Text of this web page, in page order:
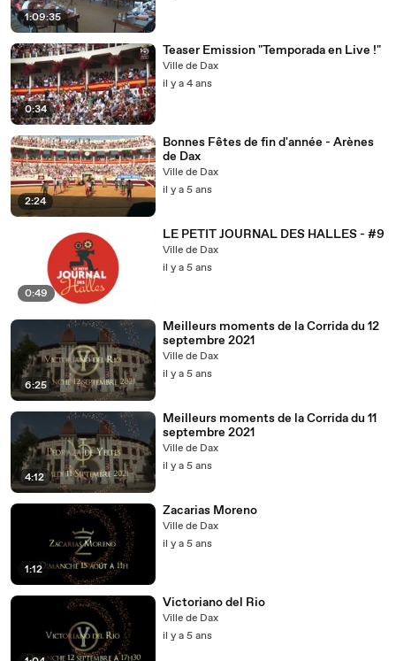
1:09:35
0:34
Teaser Emission "Temporada en Live !"
Ville de Dax
il y a 4 ans
2:24
Bonnes Fêtes de fin d'année - Arènes
de Dax
Ville de Dax
il y a 5 ans
0:49
LE PETIT JOURNAL DES HALLES - #9
Ville de Dax
il y a 5 ans
6:25
Meilleurs moments de la Corrida du 12
septembre 2021
Ville de Dax
il y a 5 ans
4:12
Meilleurs moments de la Corrida du 11
septembre 2021
Ville de Dax
il y a 5 ans
1:12
Zacarias Moreno
Ville de Dax
il y a 5 ans
Victoriano del Rio
Ville de Dax
il y a 5 ans